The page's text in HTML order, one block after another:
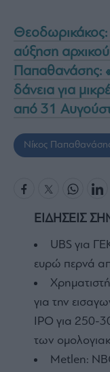
Θεοδωρικάκος:
αύξηση
Παπαθανάσης:
δάνεια για
από 31
Νίκος
ΕΙΔΗΣΕΙΣ
UBS για
ευρώ περνά
για την
IPO για 250-
των
Metlen: